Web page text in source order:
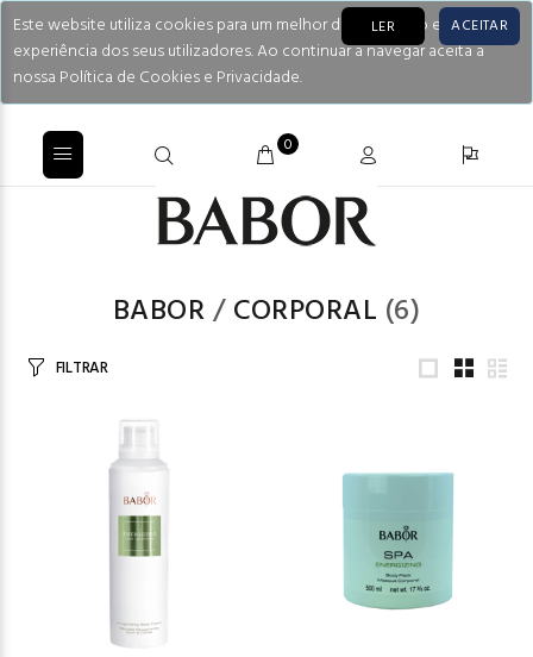
Este website utiliza cookies para um melhor desempenho e
experiência dos seus utilizadores. Ao continuar a navegar aceita a
nossa Política de Cookies e Privacidade.
LER ACEITAR
0
BABOR/ CORPORAL (6)
FILTRAR